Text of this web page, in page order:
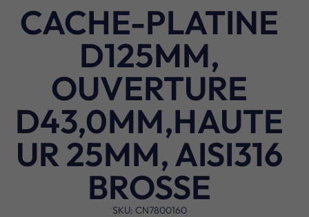
CACHE-PLATINE
D125MM,
OUVERTURE
D43,0MM,HAUTE
UR 25MM, AISI316
BROSSE
SKU: CN7800160